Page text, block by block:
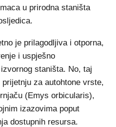
u prirodna staništa
je prilagodljiva i otporna,
i uspješno
staništa. No, taj
za autohtone vrste,
(Emys orbicularis),
izazovima poput
dostupnih resursa.